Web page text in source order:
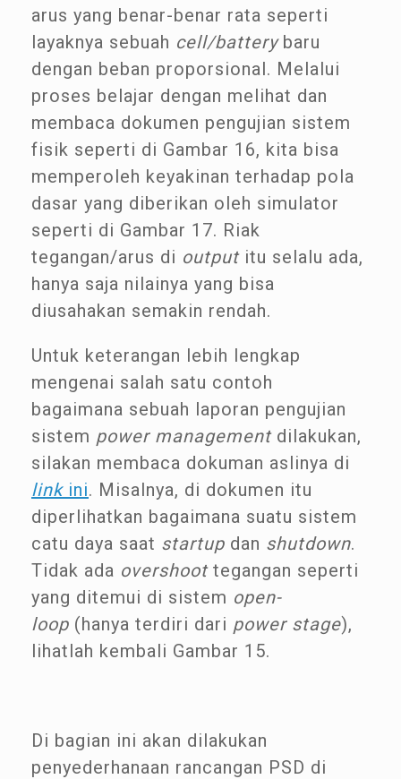
arus yang benar-benar rata seperti
layaknya sebuah cell/batterybaru
dengan beban proporsional. Melalui
proses belajar dengan melihat dan
membaca dokumen pengujian sistem
fisik seperti di Gambar 16, kita bisa
memperoleh keyakinan terhadap pola
dasar yang diberikan oleh simulator
seperti di Gambar 17. Riak
tegangan/arus di output itu selalu ada,
hanya saja nilainya yang bisa
diusahakan semakin rendah.
Untuk keterangan lebih lengkap
mengenai salah satu contoh
bagaimana sebuah laporan pengujian
sistem power managementdilakukan,
silakan membaca dokuman aslinya di
linkini. Misalnya, di dokumen itu
diperlihatkan bagaimana suatu sistem
catu daya saat startup dan shutdown.
Tidak ada overshoot tegangan seperti
yang ditemui di sistem open-
loop (hanya terdiri dari power stage),
lihatlah kembali Gambar 15.
Di bagian ini akan dilakukan
penyederhanaan rancangan PSD di